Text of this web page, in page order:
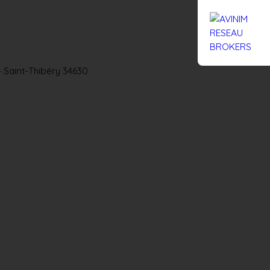
Rejoignez-nous Actualités